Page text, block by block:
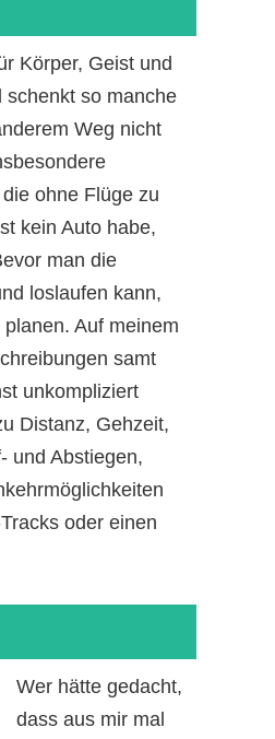
Körper, Geist und
schenkt so manche
Weg nicht
ohne Flüge zu
kein Auto habe,
man die
loslaufen kann,
Auf meinem
samt
unkompliziert
Distanz, Gehzeit,
und Abstiegen,
oder einen
Wer hätte gedacht,
dass aus mir mal